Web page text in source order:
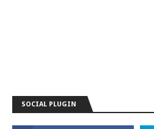
SOCIAL PLUGIN